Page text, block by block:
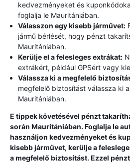
kedvezményeket és
foglalja le Mauritániában.
Válasszon egy kisebb járművet:
jármű bérlését, hogy pénzt
Mauritániában.
Kerülje el a felesleges extrákat:
extrákért, például GPSért vagy
Válassza ki a megfelelő
megfelelő biztosítást válassza ki
Mauritániában.
E tippek követésével pénzt
során Mauritániában. Foglalja le
használjon kedvezményeket és
kisebb járművet, kerülje a
a megfelelő biztosítást. Ezzel